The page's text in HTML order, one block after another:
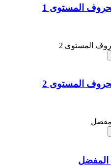
المستوى 1
المستوى 2
المفضل